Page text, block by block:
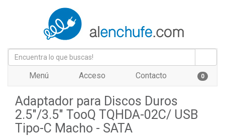
Menú Acceso Contacto 0
Adaptador para Discos Duros
2.5"/3.5" TooQ TQHDA-02C/ USB
Tipo-C Macho - SATA